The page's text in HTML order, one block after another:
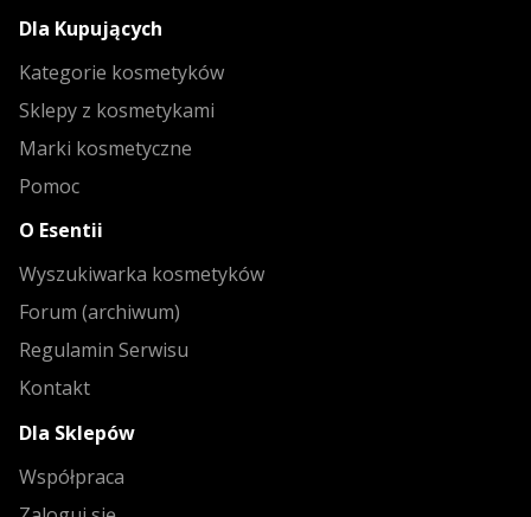
Dla Kupujących
Kategorie kosmetyków
Sklepy z kosmetykami
Marki kosmetyczne
Pomoc
O Esentii
Wyszukiwarka kosmetyków
Forum (archiwum)
Regulamin Serwisu
Kontakt
Dla Sklepów
Współpraca